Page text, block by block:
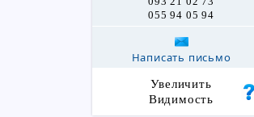
055 94 05 94
Написать письмо
Увеличить
Видимость